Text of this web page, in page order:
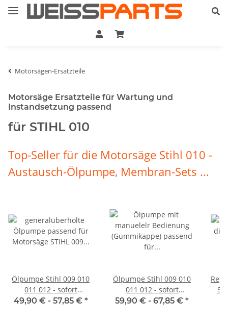
Motorsägen-Ersatzteile
Motorsäge Ersatzteile für Wartung und
Instandsetzung passend
für STIHL 010
Top-Seller für die Motorsäge Stihl 010 -
Austausch-Ölpumpe, Membran-Sets ...
Ölpumpe Stihl 009 010
011 012 - sofort
einbaufertig - im
49,90 € - 57,85 € *
Ölpumpe Stihl 009 010
011 012 - sofort
einbaufertig - im
59,90 € - 67,85 € *